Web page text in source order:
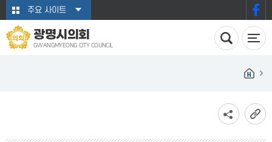
본문바로가기주요 사이트
광명시의회
GWANGMYEONG CITY COUNCIL